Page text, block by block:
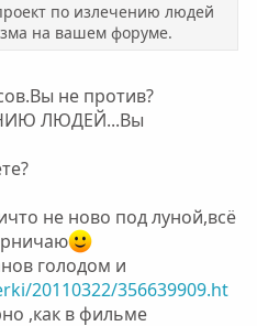
по излечению людей
на вашем форуме.
не против?
ЛЮДЕЙ...Вы
не ново под луной,всё
голодом и
20110322/356639909.ht
,как в фильме